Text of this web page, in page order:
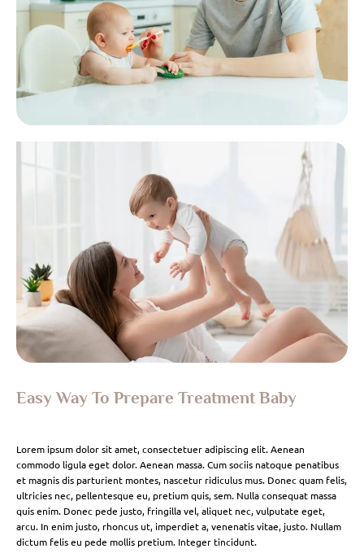
Easy Way To Prepare Treatment Baby
Lorem ipsum dolor sit amet, consectetuer adipiscing elit. Aenean
commodo ligula eget dolor. Aenean massa. Cum sociis natoque penatibus
et magnis dis parturient montes, nascetur ridiculus mus. Donec quam felis,
ultricies nec, pellentesque eu, pretium quis, sem. Nulla consequat massa
quis enim. Donec pede justo, fringilla vel, aliquet nec, vulputate eget,
arcu. In enim justo, rhoncus ut, imperdiet a, venenatis vitae, justo. Nullam
dictum felis eu pede mollis pretium. Integer tincidunt.